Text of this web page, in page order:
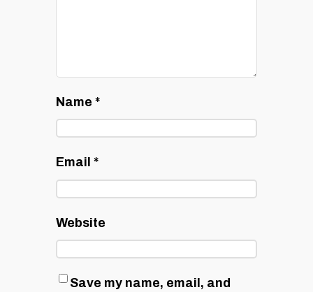
Name *
Email *
Website
Save my name, email, and